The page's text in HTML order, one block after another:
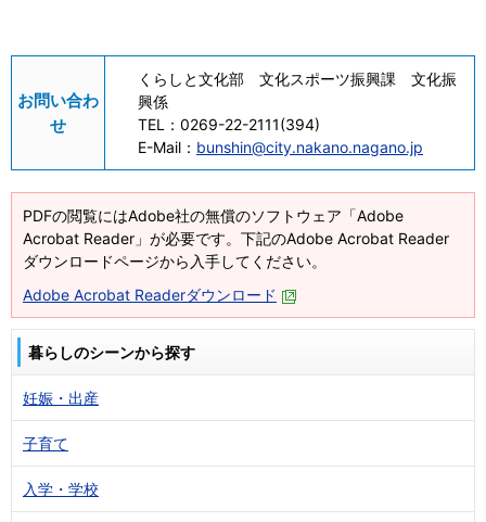
お問い合わ
せ
くらしと文化部 文化スポーツ振興課 文化振
興係
TEL： 0269-22-2111(394)
E-Mail： bunshin@city.nakano.nagano.jp
PDFの閲覧にはAdobe社の無償のソフトウェア「Adobe
Acrobat Reader」が必要です。下記のAdobe Acrobat Reader
ダウンロードページから入手してください。
Adobe Acrobat Readerダウンロード
暮らしのシーンから探す
妊娠・出産
子育て
入学・学校